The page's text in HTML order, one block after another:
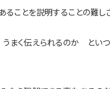
ることを説明することの難し
まく伝えられるのか とい